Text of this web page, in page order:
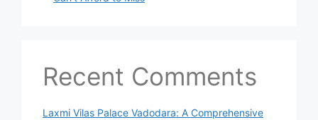
Recent Comments
Laxmi Vilas Palace Vadodara: A Comprehensive